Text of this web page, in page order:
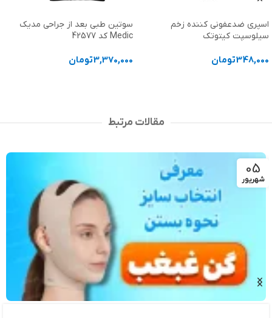
سوتین طبی بعد از جراحی مدیک
Medic کد 42577
3,370,000تومان
حجم 30 میلی لیتر
افزودن به سبد خرید
مقالات مرتبط
05
شهریور